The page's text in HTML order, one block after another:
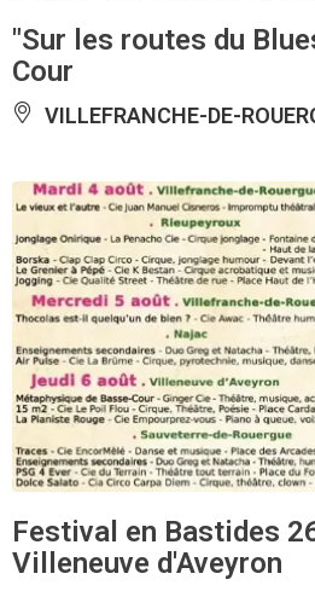
"Sur les routes du
Cour
VILLEFRANCHE-DE-
Festival en Bastides
Villeneuve d'Aveyron